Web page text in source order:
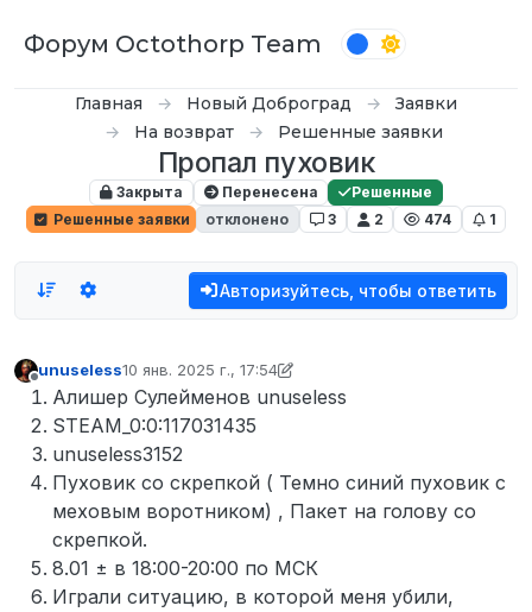
Форум Octothorp Team
Главная Новый Доброград
Заявки
На возврат
Решенные заявки
Пропал пуховик
Закрыта Перенесена
Решенные
Решенные заявки
отклонено 3 2 474 1
Авторизуйтесь, чтобы ответить
Не в сети
unuseless10 янв. 2025 г., 17:54
отредактировано D0n Bar0n
Алишер Сулейменов unuseless
STEAM_0:0:117031435
unuseless3152
Пуховик со скрепкой ( Темно синий пуховик с
меховым воротником) , Пакет на голову со
скрепкой.
8.01 ± в 18:00-20:00 по МСК
Играли ситуацию, в которой меня убили,